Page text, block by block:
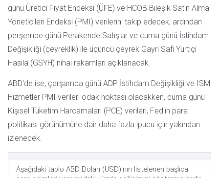
günü Üretici Fiyat Endeksi (ÜFE) ve HCOB Bileşik Satın Alma
Yöneticileri Endeksi (PMI) verilerini takip edecek, ardından
perşembe günü Perakende Satışlar ve cuma günü İstihdam
Değişikliği (çeyreklik) ile üçüncü çeyrek Gayri Safi Yurtiçi
Hasıla (GSYH) nihai rakamları açıklanacak.
ABD'de ise, çarşamba günü ADP İstihdam Değişikliği ve ISM
Hizmetler PMI verileri odak noktası olacakken, cuma günü
Kişisel Tüketim Harcamaları (PCE) verileri, Fed'in para
politikası görünümüne dair daha fazla ipucu için yakından
izlenecek.
Aşağıdaki tablo ABD Doları (USD)'nın listelenen başlıca